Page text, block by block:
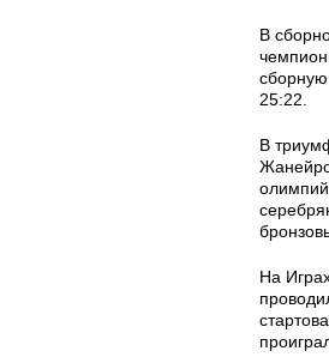
В
25:22.
В
На